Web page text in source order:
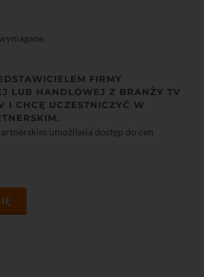
FIRMY
LUB HANDLOWEJ Z BRANŻY TV
I CHCĘ UCZESTNICZYĆ W
umożliwia dostęp do cen